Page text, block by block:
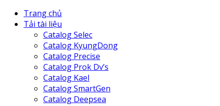
Trang chủ
Tải tài liệu
Catalog Selec
Catalog KyungDong
Catalog Precise
Catalog Prok Dv’s
Catalog Kael
Catalog SmartGen
Catalog Deepsea